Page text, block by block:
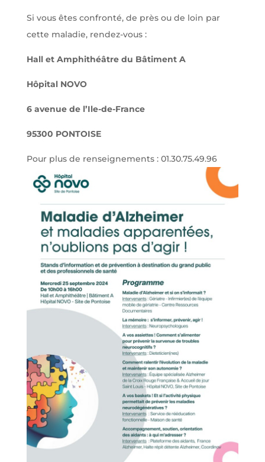
Si vous êtes confronté, de près ou de loin par
cette maladie, rendez-vous :
Hall et Amphithéâtre du Bâtiment A
Hôpital NOVO
6 avenue de l’Ile-de-France
95300 PONTOISE
Pour plus de renseignements : 01.30.75.49.96